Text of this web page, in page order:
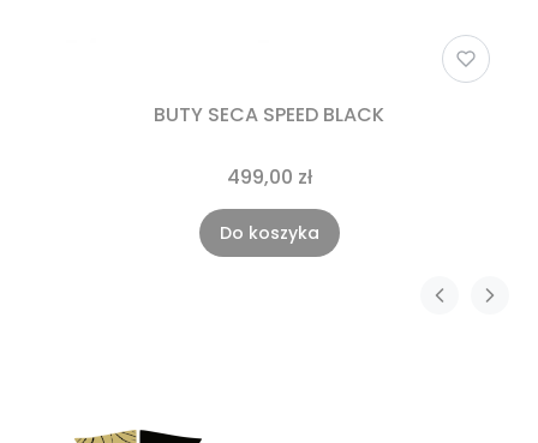
BUTY SECA SPEED BLACK
499,00 zł
Do koszyka